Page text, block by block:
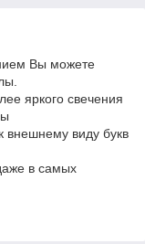
Вы можете
яркого свечения
виду букв
в самых